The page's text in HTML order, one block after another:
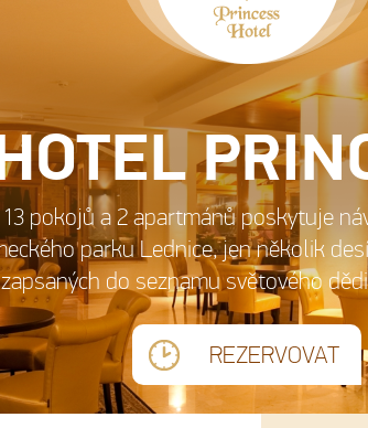
pokojů a 2 apartmánů poskytuje
parku Lednice, jen několik
zapsaných do seznamu světového
REZERVOVAT